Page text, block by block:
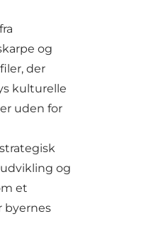
og
der
kulturelle
uden for
og
et
byernes